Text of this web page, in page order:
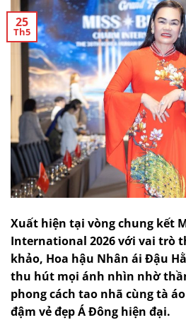
25
Th5
Xuất hiện tại vòng chung kết
International 2026 với vai trò
khảo, Hoa hậu Nhân ái Đậu
thu hút mọi ánh nhìn nhờ
phong cách tao nhã cùng tà
đậm vẻ đẹp Á Đông hiện đại.